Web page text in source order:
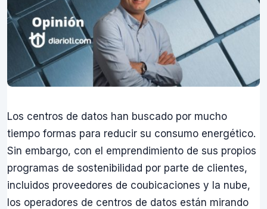
Los centros de datos han buscado por mucho
tiempo formas para reducir su consumo energético.
Sin embargo, con el emprendimiento de sus propios
programas de sostenibilidad por parte de clientes,
incluidos proveedores de coubicaciones y la nube,
los operadores de centros de datos están mirando